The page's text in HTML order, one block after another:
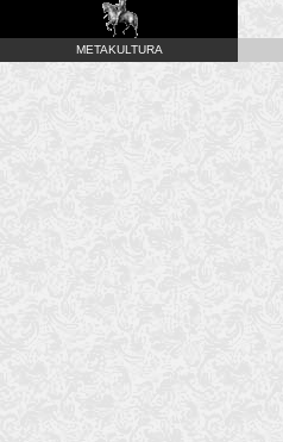
METAKULTURA